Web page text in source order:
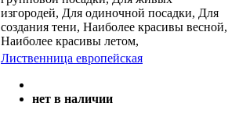
изгородей, Для одиночной посадки, Для
создания тени, Наиболее красивы весной,
Наиболее красивы летом,
Лиственница европейская
нет в наличии